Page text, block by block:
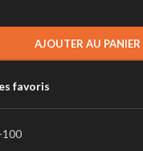
AJOUTER AU PANIER
favoris
100